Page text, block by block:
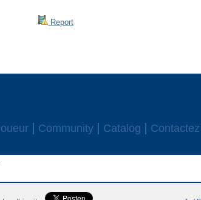
Report
Community Catalog Contactez